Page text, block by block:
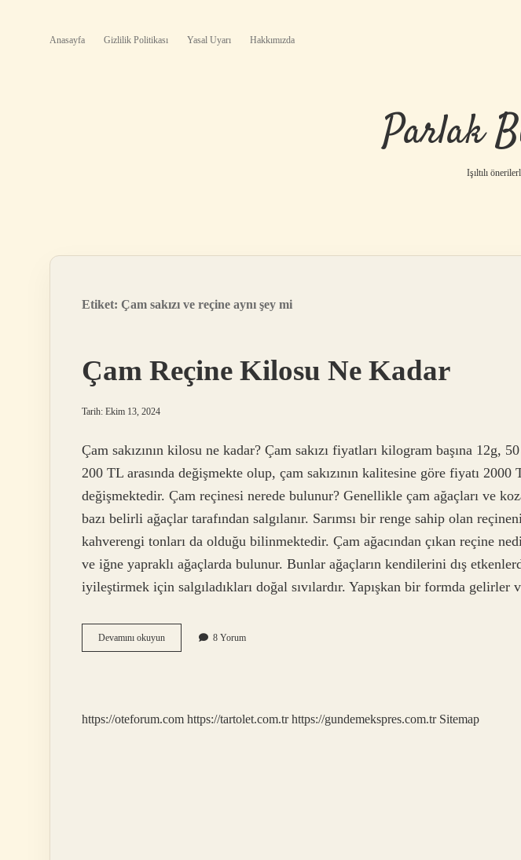
Anasayfa Gizlilik Politikası Yasal Uyarı Hakkımızda
Parlak
Işıltılı
Etiket: Çam sakızı ve reçine aynı şey mi
Çam Reçine Kilosu Ne Kadar
Tarih: Ekim 13, 2024
Çam sakızının kilosu ne kadar? Çam sakızı fiyatları kilogram başına 12g,
200 TL arasında değişmekte olup, çam sakızının kalitesine göre fiyatı 2000
değişmektedir. Çam reçinesi nerede bulunur? Genellikle çam ağaçları ve
bazı belirli ağaçlar tarafından salgılanır. Sarımsı bir renge sahip olan
kahverengi tonları da olduğu bilinmektedir. Çam ağacından çıkan reçine
ve iğne yapraklı ağaçlarda bulunur. Bunlar ağaçların kendilerini dış
iyileştirmek için salgıladıkları doğal sıvılardır. Yapışkan bir formda gelirler
Devamını okuyunÇam
Reçine
8 Yorum
https://oteforum.com https://tartolet.com.tr https://gundemekspres.com.tr Sitemap